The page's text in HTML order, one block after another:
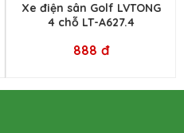
Xe điện sân Golf LVTONG
4 chỗ LT-A627.4
888 đ